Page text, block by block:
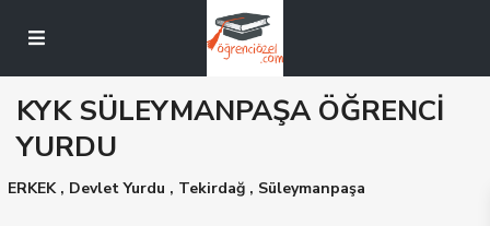
KYK SÜLEYMANPAŞA ÖĞRENCİ
YURDU
ERKEK, Devlet Yurdu , Tekirdağ , Süleymanpaşa